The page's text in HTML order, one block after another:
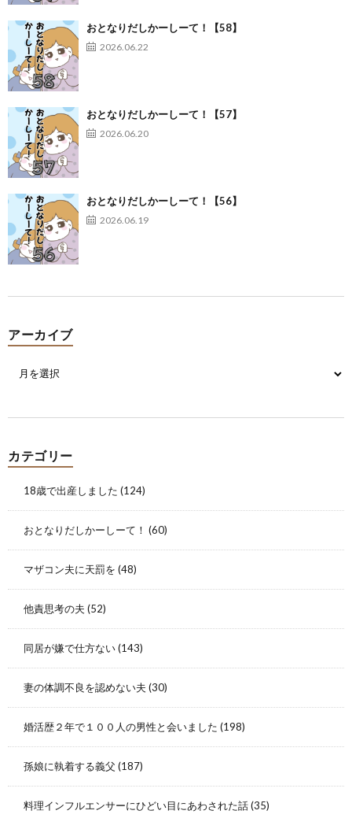
おとなりだしかーしーて！【58】
2026.06.22
おとなりだしかーしーて！【57】
2026.06.20
おとなりだしかーしーて！【56】
2026.06.19
アーカイブ
カテゴリー
18歳で出産しました (124)
おとなりだしかーしーて！ (60)
マザコン夫に天罰を (48)
他責思考の夫 (52)
同居が嫌で仕方ない(143)
妻の体調不良を認めない夫 (30)
婚活歴２年で１００人の男性と会いました (198)
孫娘に執着する義父 (187)
料理インフルエンサーにひどい目にあわされた話(35)